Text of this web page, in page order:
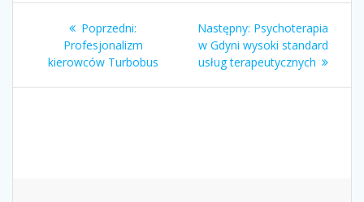
Nawigacja
wpisu
Poprzedni:
wpis:
Profesjonalizm
kierowców Turbobus
Następny: Następny
wpis:
Psychoterapia
w Gdyni wysoki standard
usług terapeutycznych